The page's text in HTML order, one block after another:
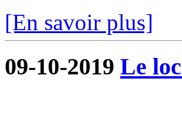
[En savoir plus]
09-10-2019 Le